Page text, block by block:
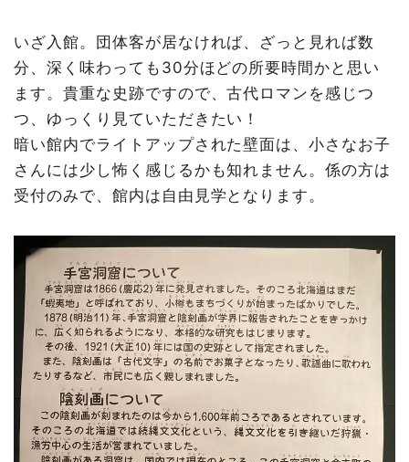
いざ入館。団体客が居なければ、ざっと見れば数
分、深く味わっても30分ほどの所要時間かと思い
ます。貴重な史跡ですので、古代ロマンを感じつ
つ、ゆっくり見ていただきたい！
暗い館内でライトアップされた壁面は、小さなお子
さんには少し怖く感じるかも知れません。係の方は
受付のみで、館内は自由見学となります。